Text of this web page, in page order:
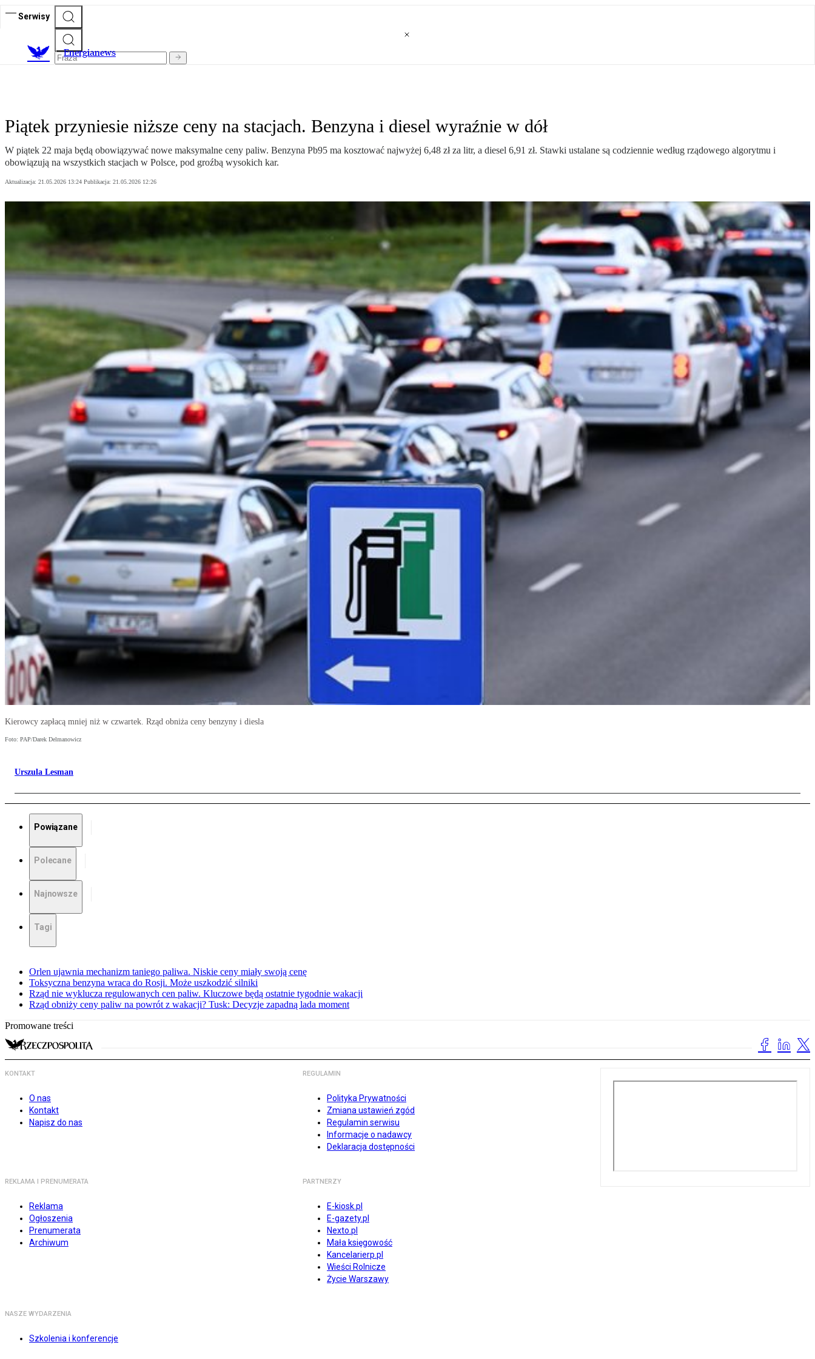
Serwisy
Energianews
Piątek przyniesie niższe ceny na stacjach. Benzyna i diesel wyraźnie w dół
W piątek 22 maja będą obowiązywać nowe maksymalne ceny paliw. Benzyna Pb95 ma kosztować najwyżej 6,48 zł za litr, a diesel 6,91 zł. Stawki ustalane są codziennie według rządowego algorytmu i
obowiązują na wszystkich stacjach w Polsce, pod groźbą wysokich kar.
Aktualizacja: 21.05.2026 13:24 Publikacja: 21.05.2026 12:26
Kierowcy zapłacą mniej niż w czwartek. Rząd obniża ceny benzyny i diesla
Foto: PAP/Darek Delmanowicz
Urszula Lesman
Powiązane
Polecane
Najnowsze
Tagi
Orlen ujawnia mechanizm taniego paliwa. Niskie ceny miały swoją cenę
Toksyczna benzyna wraca do Rosji. Może uszkodzić silniki
Rząd nie wyklucza regulowanych cen paliw. Kluczowe będą ostatnie tygodnie wakacji
Rząd obniży ceny paliw na powrót z wakacji? Tusk: Decyzje zapadną lada moment
Promowane treści
KONTAKT
O nas
Kontakt
Napisz do nas
REGULAMIN
Polityka Prywatności
Zmiana ustawień zgód
Regulamin serwisu
Informacje o nadawcy
Deklaracja dostępności
REKLAMA I PRENUMERATA
Reklama
Ogłoszenia
Prenumerata
Archiwum
PARTNERZY
E-kiosk.pl
E-gazety.pl
Nexto.pl
Mała księgowość
Kancelarierp.pl
Wieści Rolnicze
Życie Warszawy
NASZE WYDARZENIA
Szkolenia i konferencje